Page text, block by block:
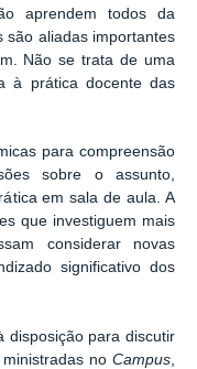
aprendem todos da
são aliadas importantes
Não se trata de uma
à prática docente das
para compreensão
sobre o assunto,
em sala de aula. A
que investiguem mais
considerar novas
significativo dos
disposição para discutir
no Campus